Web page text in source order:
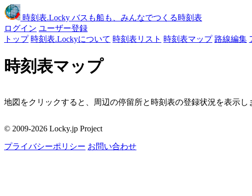
時刻表.Locky バスも船も、みんなでつくる時刻表
ログイン ユーザー登録
トップ 時刻表.Lockyについて 時刻表リスト 時刻表マップ 路線編集
時刻表マップ
地図をクリックすると、周辺の停留所と時刻表の登録状況を表示し
周辺の停留所
© 2009-2026 Locky.jp Project
プライバシーポリシー お問い合わせ